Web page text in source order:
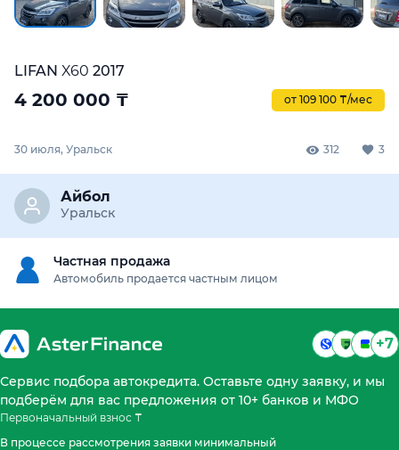
LIFAN X60 2017
4 200 000 ₸ от 109 100 ₸/мес
30 июля, Уральск 312 3
Айбол
Уральск
Частная продажа
Автомобиль продается частным лицом
+7
Сервис подбора автокредита. Оставьте одну заявку, и мы
подберём для вас предложения от 10+ банков и МФО
Первоначальный взнос ₸
В процессе рассмотрения заявки минимальный